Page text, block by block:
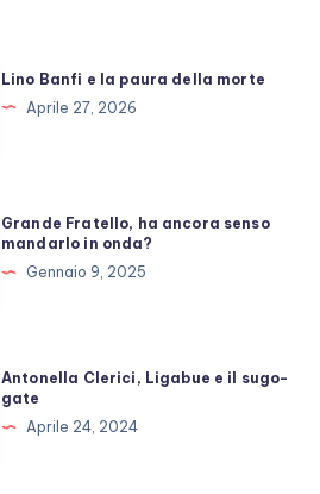
Lino Banfi e la paura della morte
Aprile 27, 2026
Grande Fratello, ha ancora senso
mandarlo in onda?
Gennaio 9, 2025
Antonella Clerici, Ligabue e il sugo-
gate
Aprile 24, 2024